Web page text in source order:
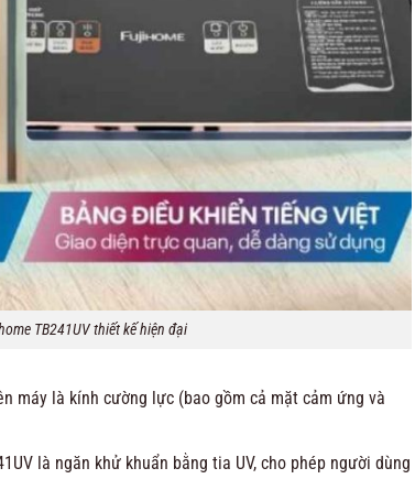
TB241UV thiết kế hiện đại
máy là kính cường lực (bao gồm cả mặt cảm ứng và
là ngăn khử khuẩn bằng tia UV, cho phép người dùng